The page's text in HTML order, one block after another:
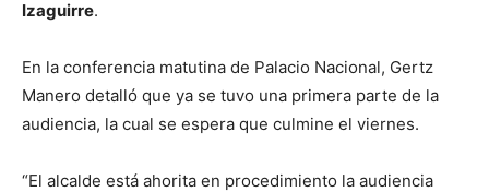
Izaguirre.
En la conferencia matutina de Palacio Nacional, Gertz
Manero detalló que ya se tuvo una primera parte de la
audiencia, la cual se espera que culmine el viernes.
“El alcalde está ahorita en procedimiento la audiencia